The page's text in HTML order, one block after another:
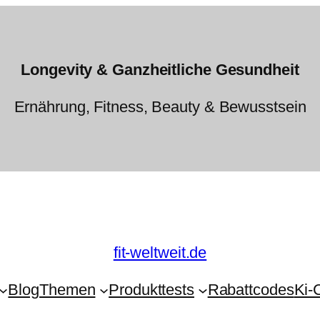
Longevity & Ganzheitliche Gesundheit
Ernährung, Fitness, Beauty & Bewusstsein
fit-weltweit.de
BlogThemen Produkttests RabattcodesKi-